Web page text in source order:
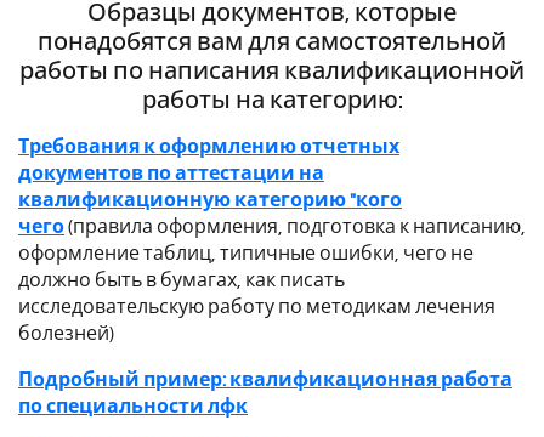
Образцы документов, которые
понадобятся вам для самостоятельной
работы по написания квалификационной
работы на категорию:
Требования к оформлению отчетных
документов по аттестации на
квалификационную категорию "кого
чего(правила оформления, подготовка к написанию,
оформление таблиц, типичные ошибки, чего не
должно быть в бумагах, как писать
исследовательскую работу по методикам лечения
болезней)
Подробный пример: квалификационная работа
по специальности лфк